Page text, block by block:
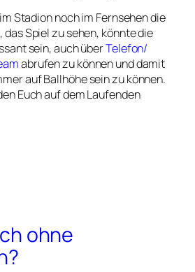
Stadion noch im Fernsehen die
Spiel zu sehen, könnte die
sein, auch überTelefon/
abrufen zu können und damit
auf Ballhöhe sein zu können.
Euch auf dem Laufenden
ohne